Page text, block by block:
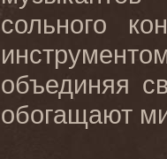
сольного
объединяя
обогащают